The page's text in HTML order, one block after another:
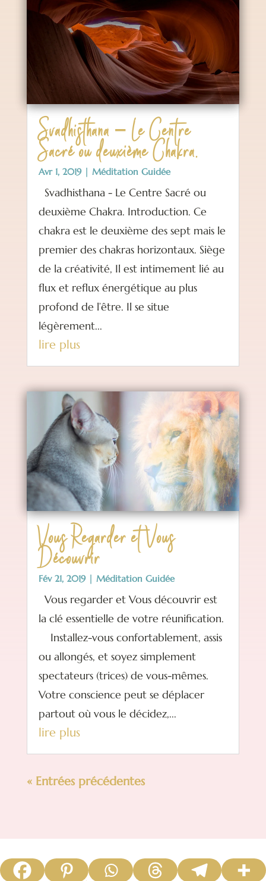
Svadhisthana – Le Centre
Sacré ou deuxième Chakra.
Avr 1, 2019| Méditation Guidée
Svadhisthana - Le Centre Sacré ou
deuxième Chakra. Introduction. Ce
chakra est le deuxième des sept mais le
premier des chakras horizontaux. Siège
de la créativité, Il est intimement lié au
flux et reflux énergétique au plus
profond de l’être. Il se situe
légèrement...
lire plus
Vous Regarder et Vous
Découvrir
Fév 21, 2019| Méditation Guidée
Vous regarder et Vous découvrir est
la clé essentielle de votre réunification.
Installez-vous confortablement, assis
ou allongés, et soyez simplement
spectateurs (trices) de vous-mêmes.
Votre conscience peut se déplacer
partout où vous le décidez,...
lire plus
« Entrées précédentes